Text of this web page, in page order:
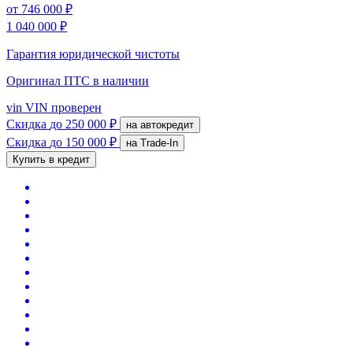
от 746 000 ₽
1 040 000 ₽
Гарантия юридической чистоты
Оригинал ПТС в наличии
vin VIN проверен
Скидка до 250 000 ₽ на автокредит
Скидка до 150 000 ₽
на Trade-In
Купить в кредит